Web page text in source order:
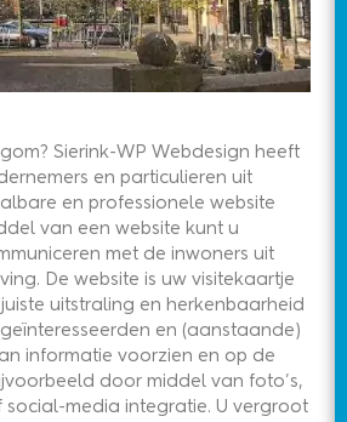
Sierink-WP Webdesign heeft
en particulieren uit
en professionele website
van een website kunt u
met de inwoners uit
De website is uw visitekaartje
uitstraling en herkenbaarheid
en (aanstaande)
informatie voorzien en op de
door middel van foto’s,
social-media integratie. U vergroot